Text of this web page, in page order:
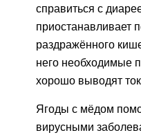
справиться с
приостанавливает
раздражённого
него необходимые
хорошо выводят
Ягоды с мёдом
вирусными